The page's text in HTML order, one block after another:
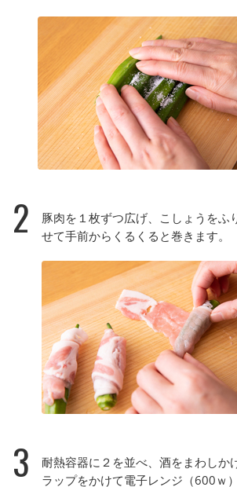
2
豚肉を１枚ずつ広げ、こしょうをふ
せて手前からくるくると巻きます。
3
耐熱容器に２を並べ、酒をまわしか
ラップをかけて電子レンジ（600ｗ